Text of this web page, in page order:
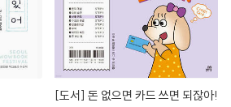
[도서] 돈 없으면 카드 쓰면 되잖아!